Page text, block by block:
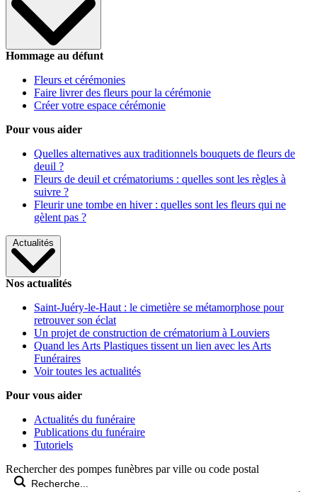
Hommage au défunt
Fleurs et cérémonies
Faire livrer des fleurs pour la cérémonie
Créer votre espace cérémonie
Pour vous aider
Quelles alternatives aux traditionnels bouquets de fleurs de
deuil ?
Fleurs de deuil et crématoriums : quelles sont les règles à
suivre ?
Fleurir une tombe en hiver : quelles sont les fleurs qui ne
gèlent pas ?
Actualités
Nos actualités
Saint-Juéry-le-Haut : le cimetière se métamorphose pour
retrouver son éclat
Un projet de construction de crématorium à Louviers
Quand les Arts Plastiques tissent un lien avec les Arts
Funéraires
Voir toutes les actualités
Pour vous aider
Actualités du funéraire
Publications du funéraire
Tutoriels
Rechercher des pompes funèbres par ville ou code postal